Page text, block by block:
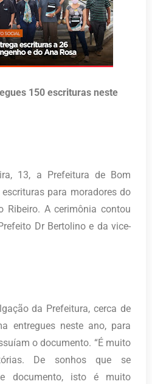
150 escrituras neste
13, a Prefeitura de Bom
para moradores do
Ribeiro. A cerimônia contou
Dr Bertolino e da vice-
da Prefeitura, cerca de
entregues neste ano, para
o documento. “É muito
De sonhos que se
documento, isto é muito